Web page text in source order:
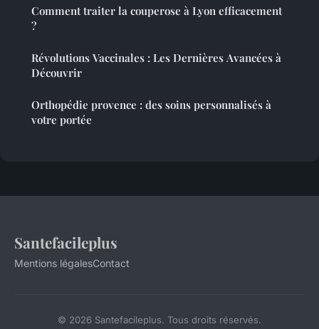
Comment traiter la couperose à Lyon efficacement
?
Révolutions Vaccinales : Les Dernières Avancées à
Découvrir
Orthopédie provence : des soins personnalisés à
votre portée
Santefacileplus
Mentions légalesContact
© 2026 Santefacileplus. Tous droits réservés.